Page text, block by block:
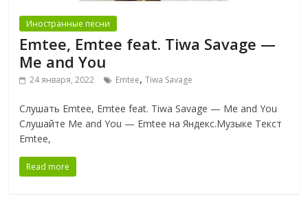
Иностранные песни
Emtee, Emtee feat. Tiwa Savage —
Me and You
24 января, 2022 Emtee,Tiwa Savage
Слушать Emtee, Emtee feat. Tiwa Savage — Me and You
Слушайте Me and You — Emtee на Яндекс.Музыке Текст
Emtee,
Read more